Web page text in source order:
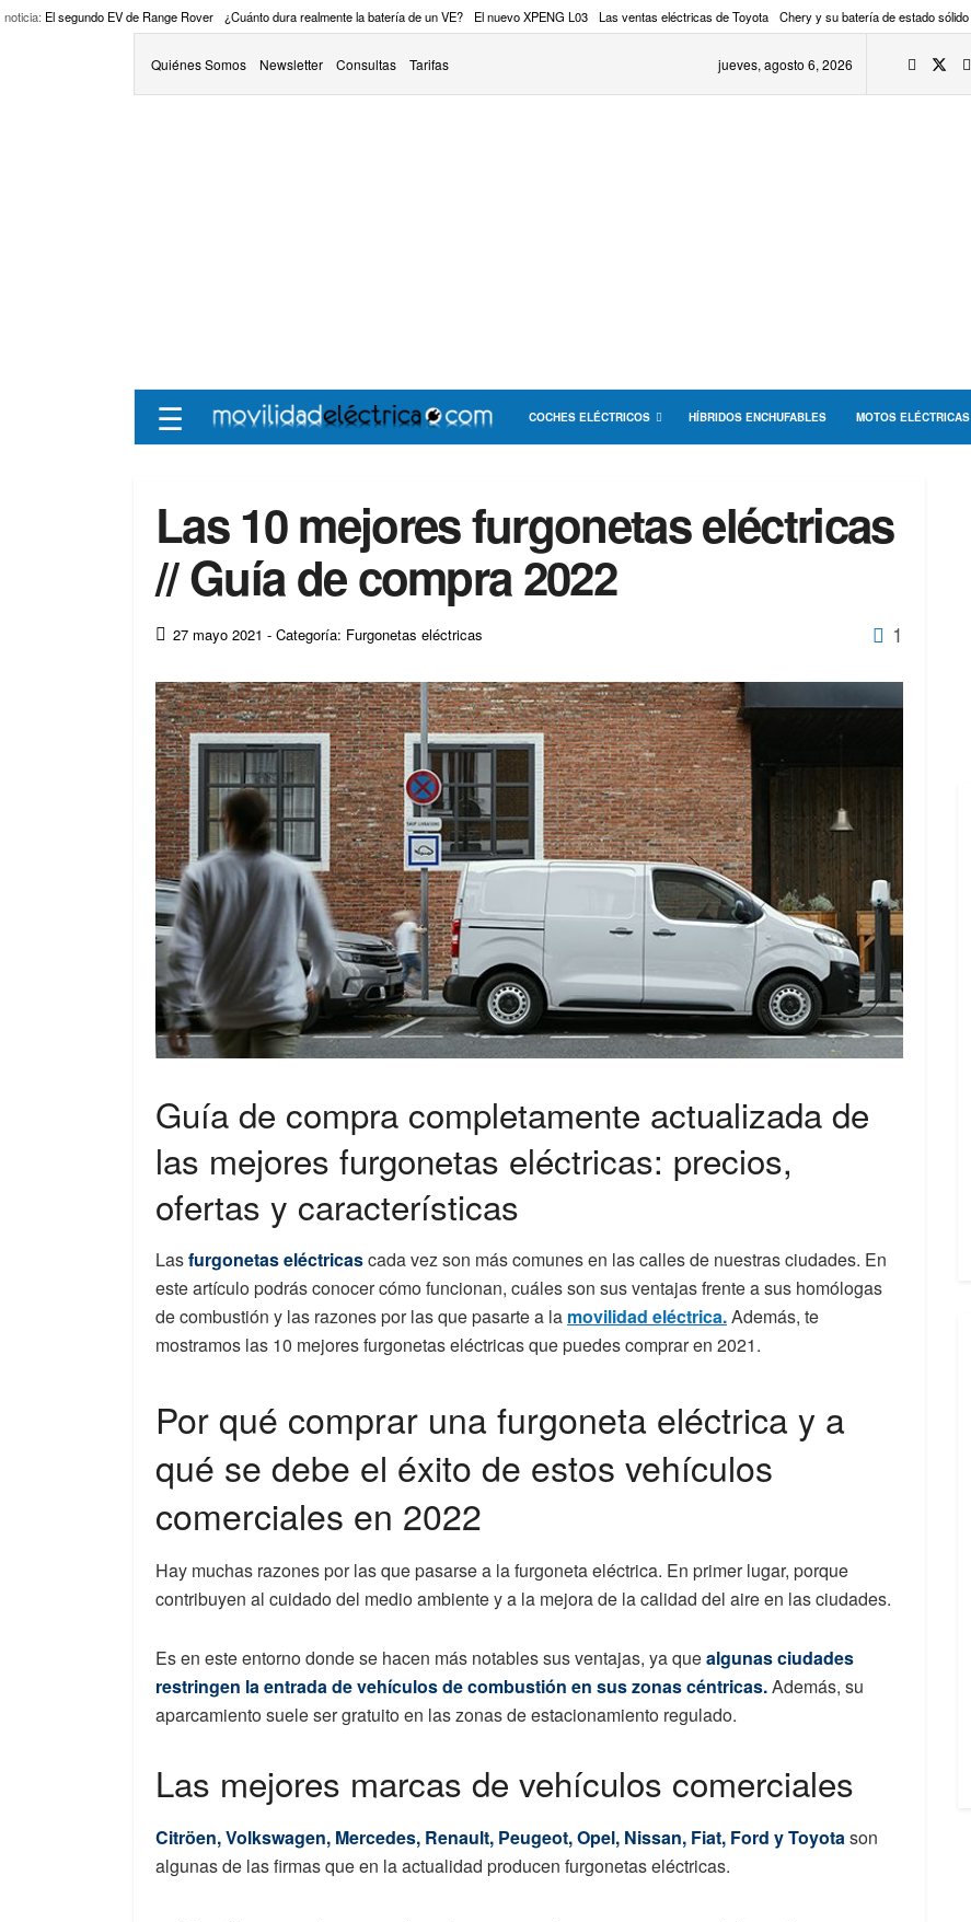
noticia: El segundo EV de Range Rover ¿Cuánto dura realmente la batería de un VE? El nuevo XPENG L03 Las ventas eléctricas de Toyota Chery y su batería de estado sólido
Quiénes Somos Newsletter Consultas Tarifas jueves, agosto 6, 2026
☰ COCHES ELÉCTRICOS HÍBRIDOS ENCHUFABLES MOTOS ELÉCTRICAS
Las 10 mejores furgonetas eléctricas
// Guía de compra 2022
27 mayo 2021 - Categoría: Furgonetas eléctricas 1
Guía de compra completamente actualizada de
las mejores furgonetas eléctricas: precios,
ofertas y características
Lasfurgonetas eléctricascada vez son más comunes en las calles de nuestras ciudades. En
este artículo podrás conocer cómo funcionan, cuáles son sus ventajas frente a sus homólogas
de combustión y las razones por las que pasarte a la movilidad eléctrica.Además, te
mostramos las 10 mejores furgonetas eléctricas que puedes comprar en 2021.
Por qué comprar una furgoneta eléctrica y a
qué se debe el éxito de estos vehículos
comerciales en 2022
Hay muchas razones por las que pasarse a la furgoneta eléctrica. En primer lugar, porque
contribuyen al cuidado del medio ambiente y a la mejora de la calidad del aire en las ciudades.
Es en este entorno donde se hacen más notables sus ventajas, ya quealgunas ciudades
restringen la entrada de vehículos de combustión en sus zonas céntricas.Además, su
aparcamiento suele ser gratuito en las zonas de estacionamiento regulado.
Las mejores marcas de vehículos comerciales
Citröen, Volkswagen, Mercedes, Renault, Peugeot, Opel, Nissan, Fiat, Ford y Toyotason
algunas de las firmas que en la actualidad producen furgonetas eléctricas.